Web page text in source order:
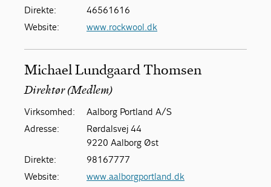
Direkte:
46561616
Website:
www.rockwool.dk
Michael Lundgaard Thomsen
Direktør (Medlem)
Virksomhed:
Aalborg Portland A/S
Adresse:
Rørdalsvej 44
9220 Aalborg Øst
Direkte:
98167777
Website:
www.aalborgportland.dk